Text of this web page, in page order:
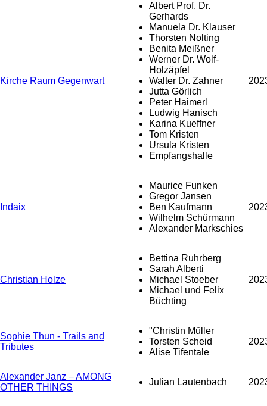
Kirche Raum Gegenwart
Albert Prof. Dr.
Gerhards
Manuela Dr. Klauser
Thorsten Nolting
Benita Meißner
Werner Dr. Wolf-
Holzäpfel
Walter Dr. Zahner
Jutta Görlich
Peter Haimerl
Ludwig Hanisch
Karina Kueffner
Tom Kristen
Ursula Kristen
Empfangshalle
Indaix
Maurice Funken
Gregor Jansen
Ben Kaufmann
Wilhelm Schürmann
Alexander Markschies
Christian Holze
Bettina Ruhrberg
Sarah Alberti
Michael Stoeber
Michael und Felix
Büchting
Sophie Thun - Trails and
Tributes
"Christin Müller
Torsten Scheid
Alise Tifentale
Alexander Janz – AMONG
OTHER THINGS
Julian Lautenbach